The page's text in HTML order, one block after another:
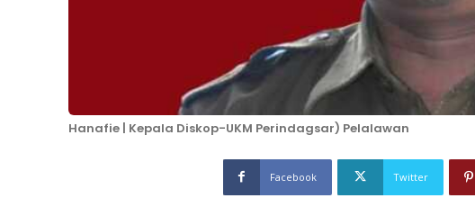
Hanafie | Kepala Diskop-UKM Perindagsar) Pelalawan
Facebook Twitter